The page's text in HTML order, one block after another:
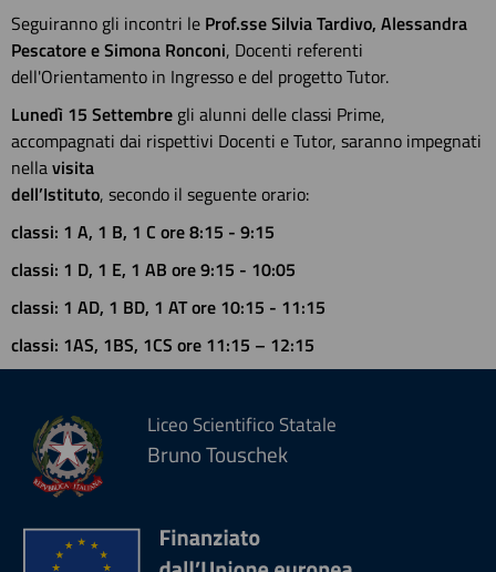
Seguiranno gli incontri le Prof.sse Silvia Tardivo, Alessandra
Pescatore e Simona Ronconi, Docenti referenti
dell'Orientamento in Ingresso e del progetto Tutor.
Lunedì 15 Settembre gli alunni delle classi Prime,
accompagnati dai rispettivi Docenti e Tutor, saranno impegnati
nellavisita
dell’Istituto, secondo il seguente orario:
classi: 1 A, 1 B, 1 C ore 8:15 - 9:15
classi: 1 D, 1 E, 1 AB ore 9:15 - 10:05
classi: 1 AD, 1 BD, 1 AT ore 10:15 - 11:15
classi: 1AS, 1BS, 1CS ore 11:15 – 12:15
Liceo Scientifico Statale
Bruno Touschek